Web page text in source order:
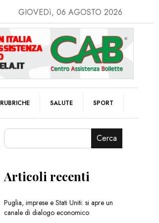
GIOVEDì, 06 AGOSTO 2026
RUBRICHE SALUTE SPORT
Cerca
Articoli recenti
Puglia, imprese e Stati Uniti: si apre un
canale di dialogo economico